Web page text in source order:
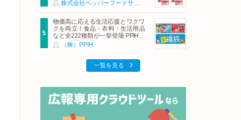
物価高に応える生活応援とワクワ
クを両立！食品・衣料・生活用品
など全222種類が一挙登場 PPIHグ
ループ「夏福袋」＆セール 8月6日
(木)より順次スタート
（株）PPIH
一覧を見る